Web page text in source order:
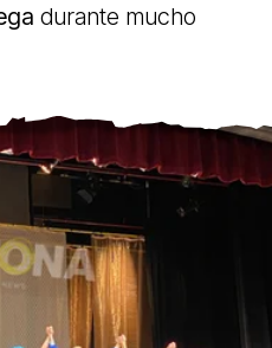
durante mucho